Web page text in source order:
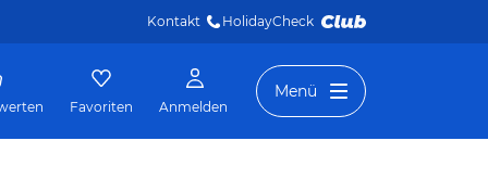
Kontakt HolidayCheck
Favoriten Anmelden
Menü